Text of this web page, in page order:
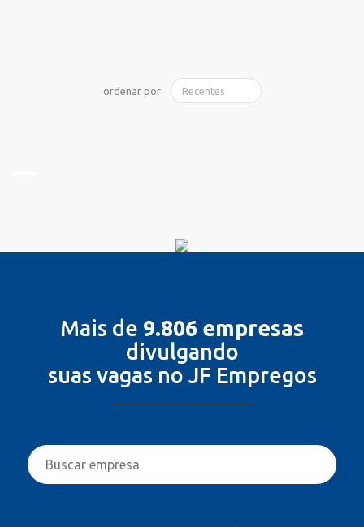
ordenar por:
Mais de 9.806 empresas
divulgando
suas vagas no JF Empregos